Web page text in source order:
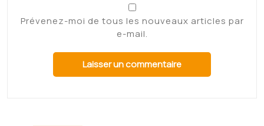
Prévenez-moi de tous les nouveaux articles par
e-mail.